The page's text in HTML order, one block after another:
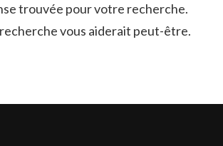
trouvée pour votre recherche.
vous aiderait peut-être.